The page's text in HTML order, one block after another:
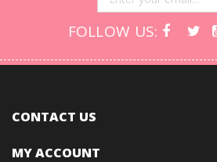
FOLLOW US:
CONTACT US
MY ACCOUNT